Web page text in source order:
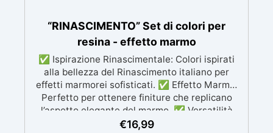
“RINASCIMENTO” Set di colori per
resina - effetto marmo
✅ Ispirazione Rinascimentale: Colori ispirati
alla bellezza del Rinascimento italiano per
effetti marmorei sofisticati. ✅ Effetto Marmo:
Perfetto per ottenere finiture che replicano
l’aspetto elegante del marmo. ✅ Versatilità
Creativa: I colori possono essere mescolati per
€16,99